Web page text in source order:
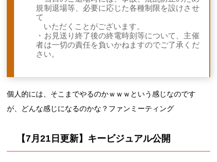
規制退場等、必要に応じた各種制限を設けさせ
て
いただくことがございます。
・お見送り終了後の終電時刻等について、主催
者は一切の責任を負いかねますのでご了承くだ
さい。
個人的には、そこまでやるのかｗｗｗという感じなのです
が、どんな感じになるのかな？ファンミーティング
【7月21日更新】キービジュアル公開